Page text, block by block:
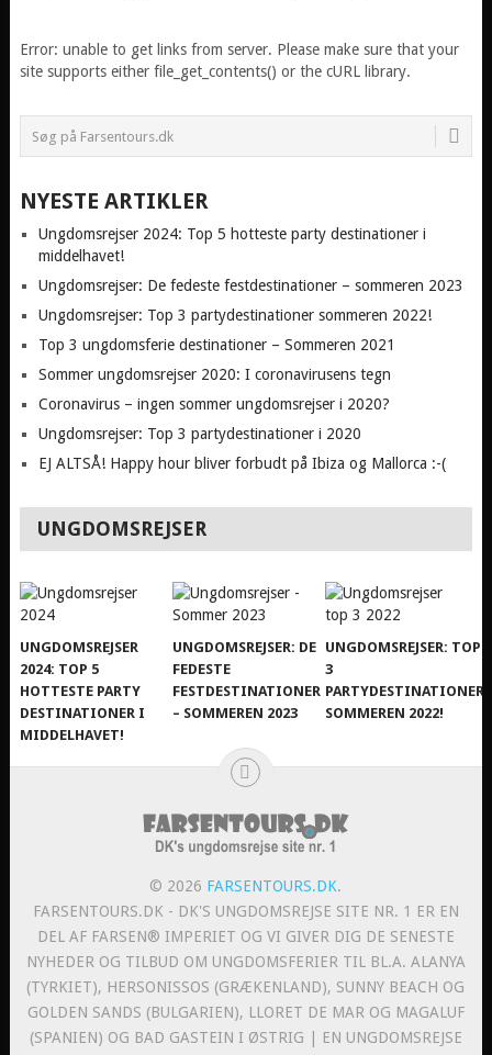
Error: unable to get links from server. Please make sure that your
site supports either file_get_contents() or the cURL library.
NYESTE ARTIKLER
Ungdomsrejser 2024: Top 5 hotteste party destinationer i
middelhavet!
Ungdomsrejser: De fedeste festdestinationer – sommeren 2023
Ungdomsrejser: Top 3 partydestinationer sommeren 2022!
Top 3 ungdomsferie destinationer – Sommeren 2021
Sommer ungdomsrejser 2020: I coronavirusens tegn
Coronavirus – ingen sommer ungdomsrejser i 2020?
Ungdomsrejser: Top 3 partydestinationer i 2020
EJ ALTSÅ! Happy hour bliver forbudt på Ibiza og Mallorca :-(
UNGDOMSREJSER
UNGDOMSREJSER
2024: TOP 5
HOTTESTE PARTY
DESTINATIONER I
MIDDELHAVET!
UNGDOMSREJSER: DE
FEDESTE
FESTDESTINATIONER
– SOMMEREN 2023
UNGDOMSREJSER: TOP
3
PARTYDESTINATIONER
SOMMEREN 2022!
© 2026 FARSENTOURS.DK.
FARSENTOURS.DK - DK'S UNGDOMSREJSE SITE NR. 1 ER EN
DEL AF FARSEN® IMPERIET OG VI GIVER DIG DE SENESTE
NYHEDER OG TILBUD OM UNGDOMSFERIER TIL BL.A. ALANYA
(TYRKIET), HERSONISSOS (GRÆKENLAND), SUNNY BEACH OG
GOLDEN SANDS (BULGARIEN), LLORET DE MAR OG MAGALUF
(SPANIEN) OG BAD GASTEIN I ØSTRIG | EN UNGDOMSREJSE